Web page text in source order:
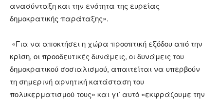
ανασύνταξη και την ενότητα της ευρείας
δημοκρατικής παράταξης».
«Για να αποκτήσει η χώρα προοπτική εξόδου από την
κρίση, οι προοδευτικές δυνάμεις, οι δυνάμεις του
δημοκρατικού σοσιαλισμού, απαιτείται να υπερβούν
τη σημερινή αρνητική κατάσταση του
πολυκερματισμού τους» και γι’ αυτό «εκφράζουμε την